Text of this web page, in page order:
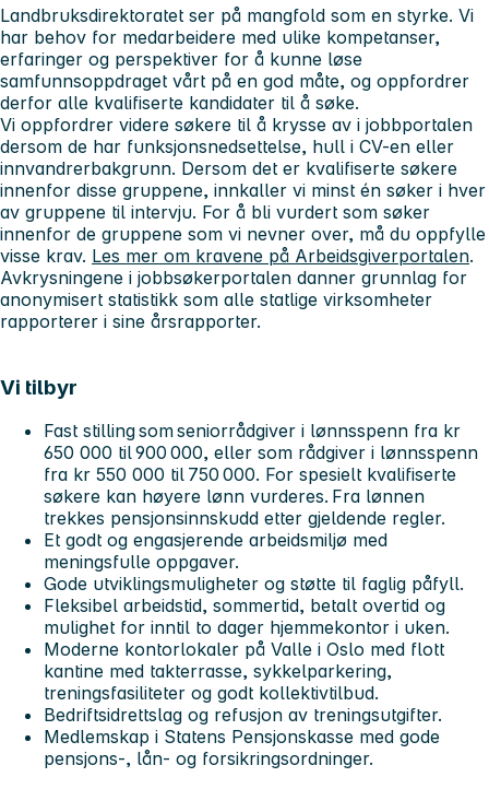
Landbruksdirektoratet ser på mangfold som en styrke. Vi
har behov for medarbeidere med ulike kompetanser,
erfaringer og perspektiver for å kunne løse
samfunnsoppdraget vårt på en god måte, og oppfordrer
derfor alle kvalifiserte kandidater til å søke.
Vi oppfordrer videre søkere til å krysse av i jobbportalen
dersom de har funksjonsnedsettelse, hull i CV-en eller
innvandrerbakgrunn. Dersom det er kvalifiserte søkere
innenfor disse gruppene, innkaller vi minst én søker i hver
av gruppene til intervju. For å bli vurdert som søker
innenfor de gruppene som vi nevner over, må du oppfylle
visse krav. Les mer om kravene på Arbeidsgiverportalen.
Avkrysningene i jobbsøkerportalen danner grunnlag for
anonymisert statistikk som alle statlige virksomheter
rapporterer i sine årsrapporter.
Vi tilbyr
Fast stilling som seniorrådgiver i lønnsspenn fra kr
650 000 til 900 000, eller som rådgiver i lønnsspenn
fra kr 550 000 til 750 000. For spesielt kvalifiserte
søkere kan høyere lønn vurderes. Fra lønnen
trekkes pensjonsinnskudd etter gjeldende regler.
Et godt og engasjerende arbeidsmiljø med
meningsfulle oppgaver.
Gode utviklingsmuligheter og støtte til faglig påfyll.
Fleksibel arbeidstid, sommertid, betalt overtid og
mulighet for inntil to dager hjemmekontor i uken.
Moderne kontorlokaler på Valle i Oslo med flott
kantine med takterrasse, sykkelparkering,
treningsfasiliteter og godt kollektivtilbud.
Bedriftsidrettslag og refusjon av treningsutgifter.
Medlemskap i Statens Pensjonskasse med gode
pensjons-, lån- og forsikringsordninger.